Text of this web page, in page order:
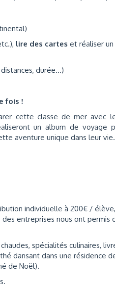
lire des cartes et réaliser un
durée…)
fois !
cette classe de mer avec
un album de voyage
aventure unique dans leur vie.
individuelle à 200€ / élève,
entreprises nous ont permis
spécialités culinaires,
dansant dans une résidence
de Noël).